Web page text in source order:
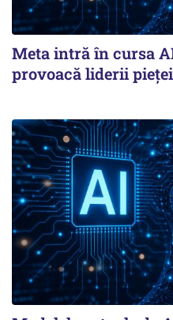
Meta intră în cursa
provoacă liderii